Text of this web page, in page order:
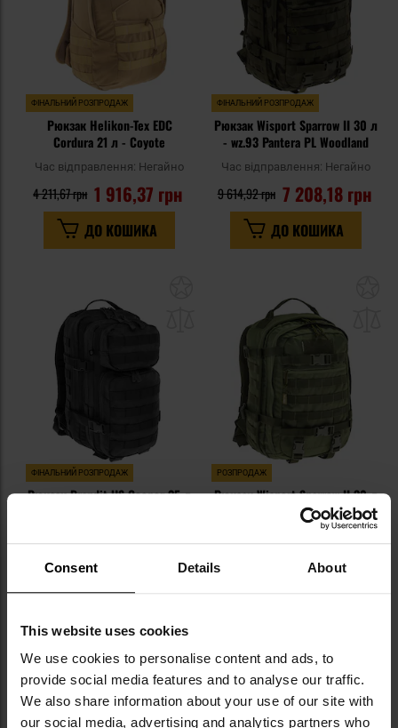
Consent Details About
This website uses cookies
We use cookies to personalise content and ads, to
provide social media features and to analyse our traffic.
We also share information about your use of our site with
our social media, advertising and analytics partners who
ФІНАЛЬНИЙ РОЗПРОДАЖ
Рюкзак Helikon-Tex EDC
Cordura 21 л - Coyote
Час відправлення: Негайно
1 916,37 грн
4 211,67 грн
ДО КОШИКА
ФІНАЛЬНИЙ РОЗПРОДАЖ
Рюкзак Wisport Sparrow II 30 л
- wz.93 Pantera PL Woodland
Час відправлення: Негайно
7 208,18 грн
9 614,92 грн
ДО КОШИКА
уподобань
ФІНАЛЬНИЙ РОЗПРОДАЖ
Рюкзак Brandit US Cooper 25 л
1 563,78 грн
2 165,94 грн
ДО КОШИКА
РОЗПРОДАЖ
Рюкзак Wisport Sparrow II 30 л
- Olive Green
5 884,48 грн
7 809,87 грн
Додати
до
списку
уподобань